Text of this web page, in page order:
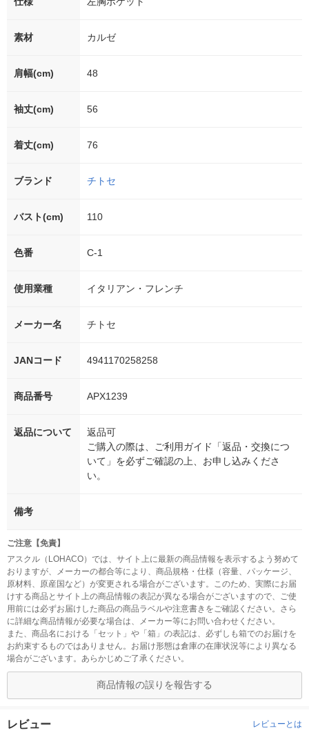
素材 カルゼ
肩幅(cm) 48
袖丈(cm) 56
着丈(cm) 76
ブランド チトセ
バスト(cm) 110
色番 C-1
使用業種 イタリアン・フレンチ
メーカー名 チトセ
JANコード 4941170258258
商品番号 APX1239
返品について
返品可
ご購入の際は、ご利用ガイド「返品・交換につ
いて」を必ずご確認の上、お申し込みくださ
い。
備考
ご注意【免責】
アスクル（LOHACO）では、サイト上に最新の商品情報を表示するよう努めて
おりますが、メーカーの都合等により、商品規格・仕様（容量、パッケージ、
原材料、原産国など）が変更される場合がございます。このため、実際にお届
けする商品とサイト上の商品情報の表記が異なる場合がございますので、ご使
用前には必ずお届けした商品の商品ラベルや注意書きをご確認ください。さら
に詳細な商品情報が必要な場合は、メーカー等にお問い合わせください。
また、商品名における「セット」や「箱」の表記は、必ずしも箱でのお届けを
お約束するものではありません。お届け形態は倉庫の在庫状況等により異なる
場合がございます。あらかじめご了承ください。
商品情報の誤りを報告する
レビュー レビューとは